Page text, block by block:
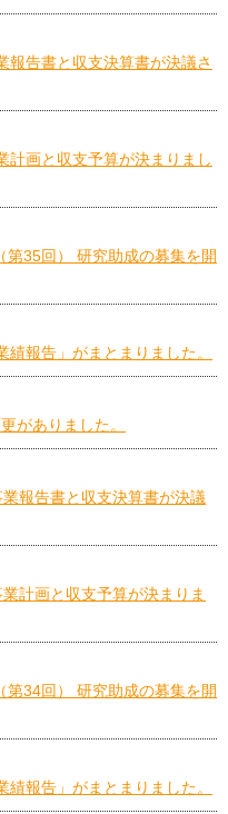
告書と収支決算書が決議さ
画と収支予算が決まりまし
35回） 研究助成の募集を開
報告」がまとまりました。
がありました。
報告書と収支決算書が決議
計画と収支予算が決まりま
34回） 研究助成の募集を開
報告」がまとまりました。